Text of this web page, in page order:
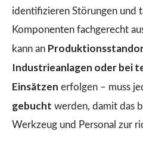
identifizieren Störungen und
Komponenten fachgerecht
kann an
Industrieanlagen oder bei
Einsätzen erfolgen – muss
gebucht werden, damit das
Werkzeug und Personal zur